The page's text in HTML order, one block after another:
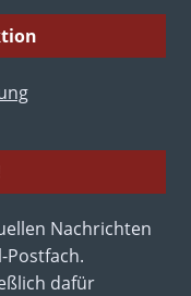
Nachrichten
Postfach.
dafür